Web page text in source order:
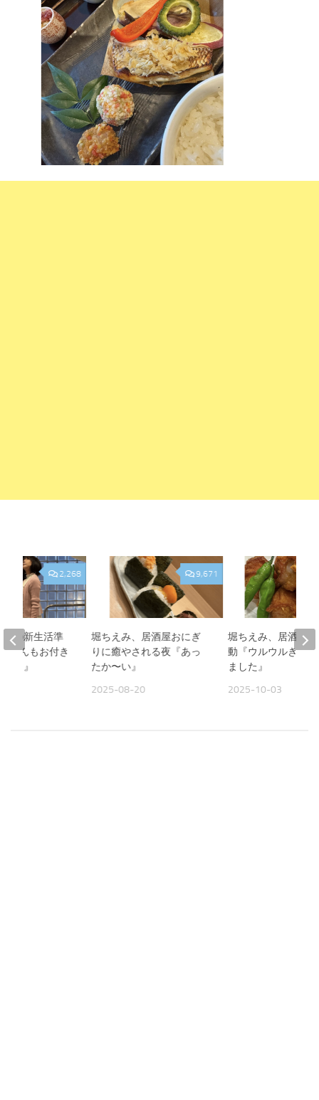
9,671
堀ちえみ、居酒屋おにぎ
りに癒やされる夜『あっ
たか〜い』
2025-08-20
堀ちえみ、居酒屋
動『ウルウルきて
ました』
2025-10-03
2,268
娘の新生活準
くんもお付き
う』